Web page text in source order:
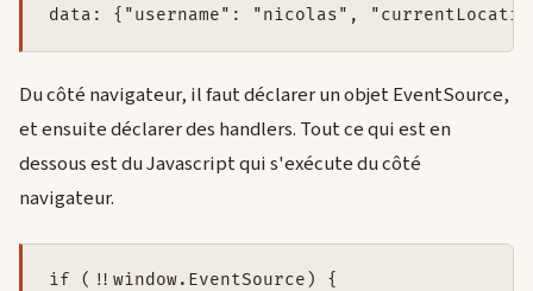
data: {"username": "nicolas",
Du côté navigateur, il faut déclarer un objet EventSource,
et ensuite déclarer des handlers. Tout ce qui est en
dessous est du Javascript qui s'exécute du côté
navigateur.
if (!!window.EventSource) {